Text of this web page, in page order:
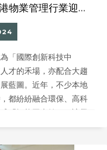
【Capital資本雜誌】香港物業管理行業迎接ESG新挑戰 「ESG Xchange 2024」展示創新物管科技解決方案
「國際創新科技中
才的禾場，亦配合大趨
藍圖。近年，不少本地
都紛紛融合環保、高科
類創新科技及應用，從